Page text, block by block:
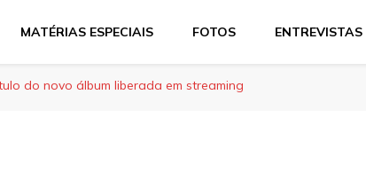
MATÉRIAS ESPECIAIS FOTOS ENTREVISTAS
do novo álbum liberada em streaming